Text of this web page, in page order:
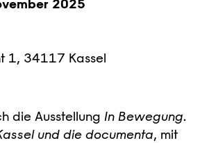
2025
1, 34117 Kassel
die Ausstellung In Bewegung.
und die documenta, mit